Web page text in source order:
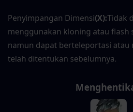
Penyimpangan Dimensi(X):Tidak
menggunakan kloning atau flash
namun dapat berteleportasi atau
telah ditentukan sebelumnya.